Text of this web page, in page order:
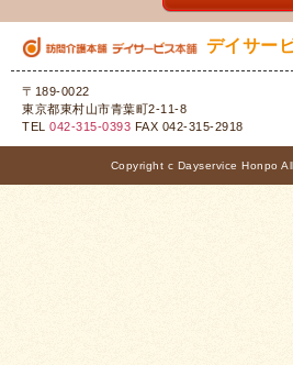
デイサー
〒189-0022
東京都東村山市青葉町2-11-8
TEL 042-315-0393 FAX 042-315-2918
Copyright c Dayservice Honpo